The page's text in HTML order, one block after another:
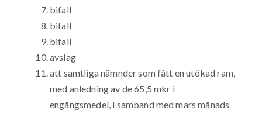
bifall
bifall
bifall
avslag
att samtliga nämnder som fått en utökad ram,
med anledning av de 65,5 mkr i
engångsmedel, i samband med mars månads